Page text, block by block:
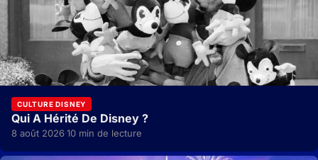
CULTURE DISNEY
Qui A Hérité De Disney ?
8 août 2026·10 min de lecture